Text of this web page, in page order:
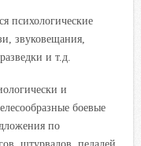
психологические
звуковещания,
и т.д.
и
боевые
по